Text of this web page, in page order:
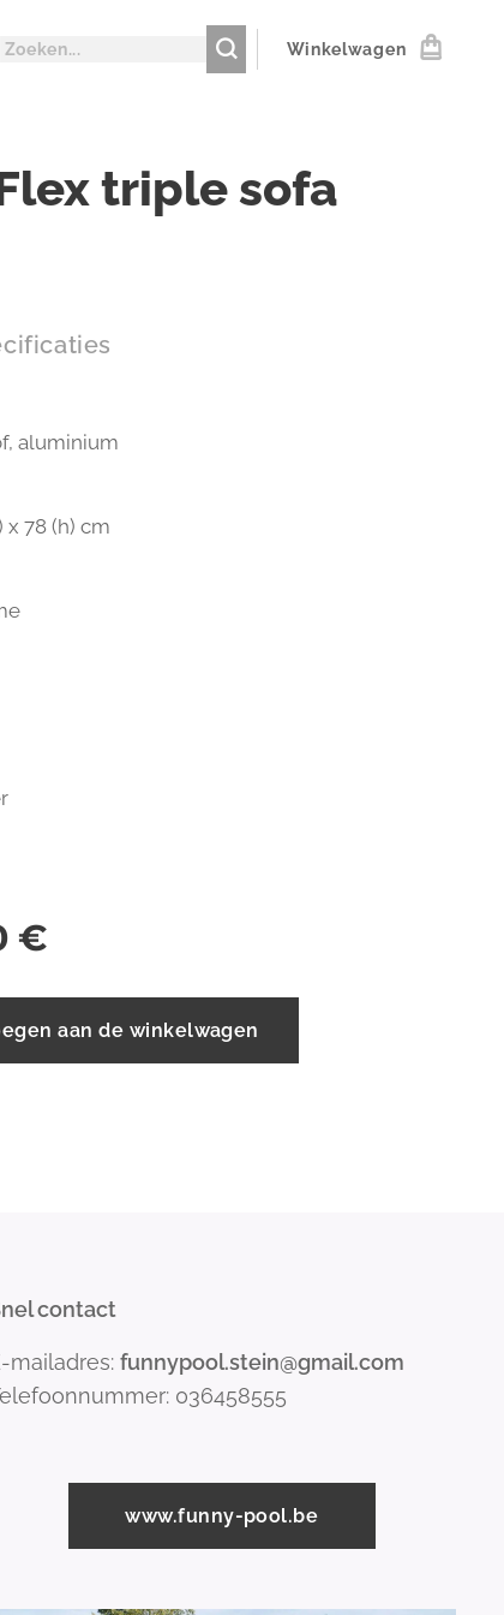
Winkelwagen
triple sofa
aluminium
x 78 (h) cm
€
aan de winkelwagen
contact
mailadres: funnypool.stein@gmail.com
036458555
www.funny-pool.be